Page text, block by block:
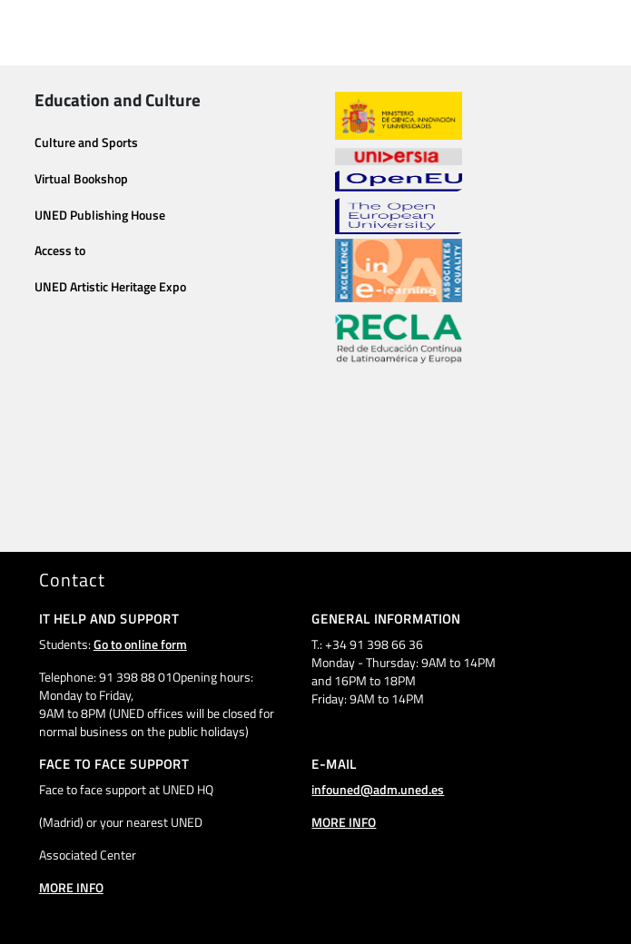
Education and Culture
Culture and Sports
Virtual Bookshop
UNED Publishing House
Access to
UNED Artistic Heritage Expo
Contact
IT HELP AND SUPPORT
Students:Go to online form
Telephone: 91 398 88 01Opening hours:
Monday to Friday,
9AM to 8PM (UNED offices will be closed for
normal business on the public holidays)
GENERAL INFORMATION
T.: +34 91 398 66 36
Monday - Thursday: 9AM to 14PM
and 16PM to 18PM
Friday: 9AM to 14PM
FACE TO FACE SUPPORT
Face to face support at UNED HQ
(Madrid) or your nearest UNED
Associated Center
MORE INFO
E-MAIL
infouned@adm.uned.es
MORE INFO